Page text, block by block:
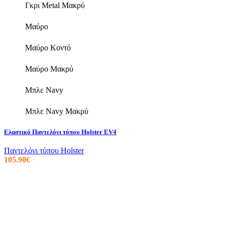
στη
του
προϊόντος
Γκρι Metal Μακρύ
Μαύρο
Μαύρο Κοντό
Μαύρο Μακρύ
Μπλε Navy
Μπλε Navy Μακρύ
Ελαστικό Παντελόνι τύπου Holster EV4
Παντελόνι τύπου Holster
105.90€